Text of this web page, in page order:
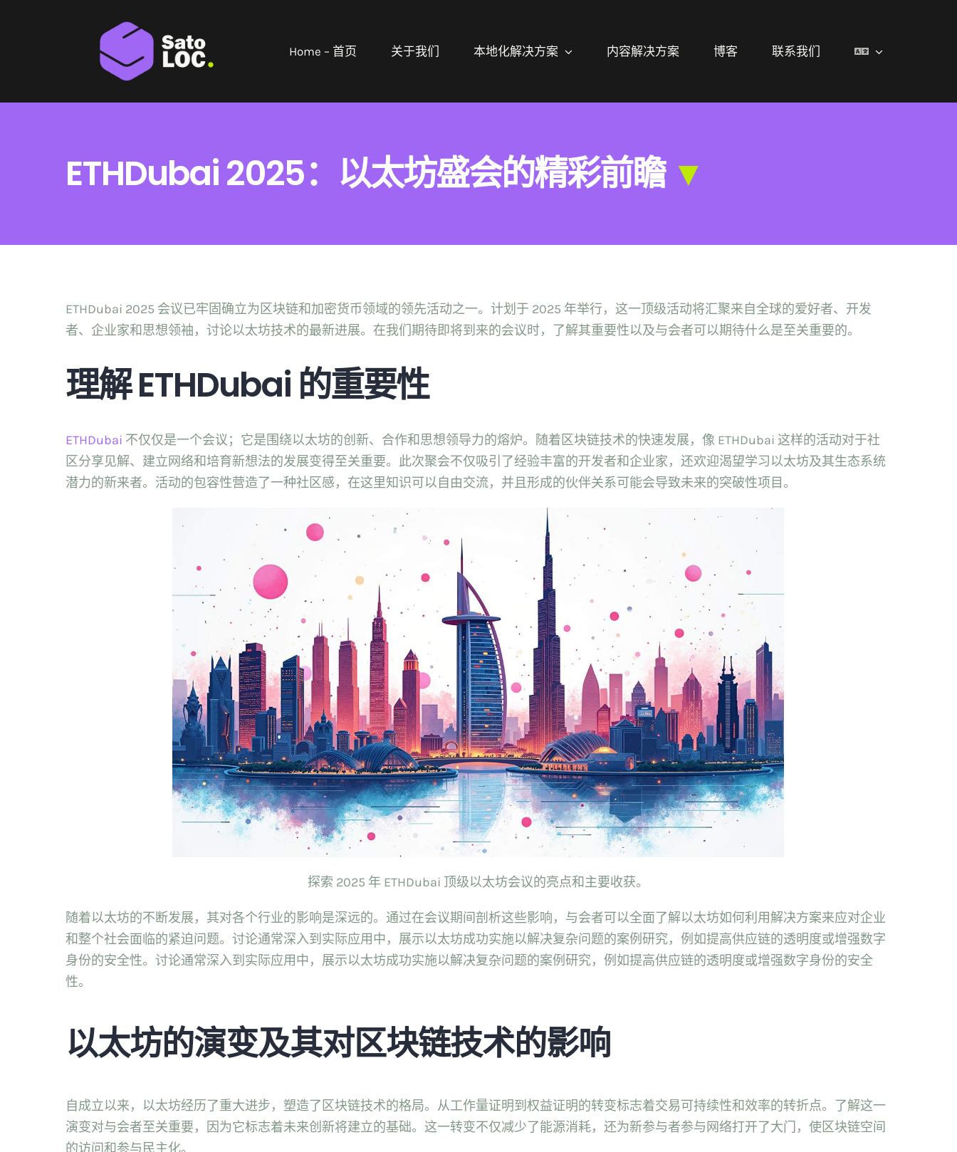
Home – 首页 关于我们 本地化解决方案 内容解决方案 博客 联系我们
ETHDubai 2025：以太坊盛会的精彩前瞻 ▼
ETHDubai 2025 会议已牢固确立为区块链和加密货币领域的领先活动之一。计划于 2025 年举行，这一顶级活动将汇聚来自全球的爱好者、开发
者、企业家和思想领袖，讨论以太坊技术的最新进展。在我们期待即将到来的会议时，了解其重要性以及与会者可以期待什么是至关重要的。
理解 ETHDubai 的重要性
ETHDubai 不仅仅是一个会议；它是围绕以太坊的创新、合作和思想领导力的熔炉。随着区块链技术的快速发展，像 ETHDubai 这样的活动对于社
区分享见解、建立网络和培育新想法的发展变得至关重要。此次聚会不仅吸引了经验丰富的开发者和企业家，还欢迎渴望学习以太坊及其生态系统
潜力的新来者。活动的包容性营造了一种社区感，在这里知识可以自由交流，并且形成的伙伴关系可能会导致未来的突破性项目。
探索 2025 年 ETHDubai 顶级以太坊会议的亮点和主要收获。
随着以太坊的不断发展，其对各个行业的影响是深远的。通过在会议期间剖析这些影响，与会者可以全面了解以太坊如何利用解决方案来应对企业
和整个社会面临的紧迫问题。讨论通常深入到实际应用中，展示以太坊成功实施以解决复杂问题的案例研究，例如提高供应链的透明度或增强数字
身份的安全性。讨论通常深入到实际应用中，展示以太坊成功实施以解决复杂问题的案例研究，例如提高供应链的透明度或增强数字身份的安全
性。
以太坊的演变及其对区块链技术的影响
自成立以来，以太坊经历了重大进步，塑造了区块链技术的格局。从工作量证明到权益证明的转变标志着交易可持续性和效率的转折点。了解这一
演变对与会者至关重要，因为它标志着未来创新将建立的基础。这一转变不仅减少了能源消耗，还为新参与者参与网络打开了大门，使区块链空间
的访问和参与民主化。